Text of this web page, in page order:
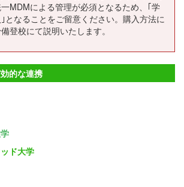
MDMによる管理が必須となるため、｢学
となることをご留意ください。購入方法に
登校にて説明いたします。
的な連携
ド大学